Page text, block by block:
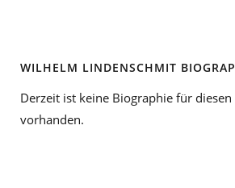
WILHELM LINDENSCHMIT
Derzeit ist keine Biographie für
vorhanden.